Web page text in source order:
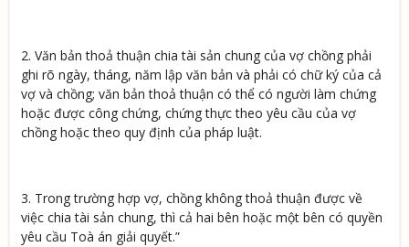
2. Văn bản thoả thuận chia tài sản chung của vợ chồng phải
ghi rõ ngày, tháng, năm lập văn bản và phải có chữ ký của cả
vợ và chồng; văn bản thoả thuận có thể có người làm chứng
hoặc được công chứng, chứng thực theo yêu cầu của vợ
chồng hoặc theo quy định của pháp luật.
3. Trong trường hợp vợ, chồng không thoả thuận được về
việc chia tài sản chung, thì cả hai bên hoặc một bên có quyền
yêu cầu Toà án giải quyết.”